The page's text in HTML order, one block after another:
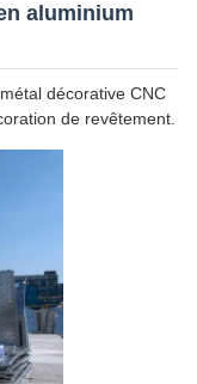
aluminium
décorative CNC
de revêtement.